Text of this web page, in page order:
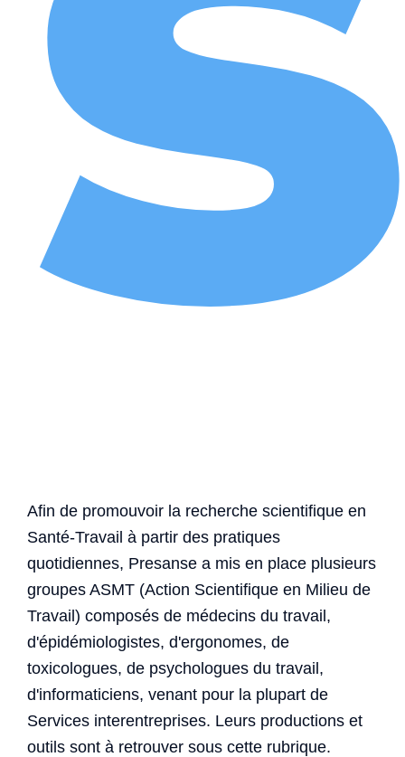
Afin de promouvoir la recherche scientifique en
Santé-Travail à partir des pratiques
quotidiennes, Presanse a mis en place plusieurs
groupes ASMT (Action Scientifique en Milieu de
Travail) composés de médecins du travail,
d'épidémiologistes, d'ergonomes, de
toxicologues, de psychologues du travail,
d'informaticiens, venant pour la plupart de
Services interentreprises. Leurs productions et
outils sont à retrouver sous cette rubrique.